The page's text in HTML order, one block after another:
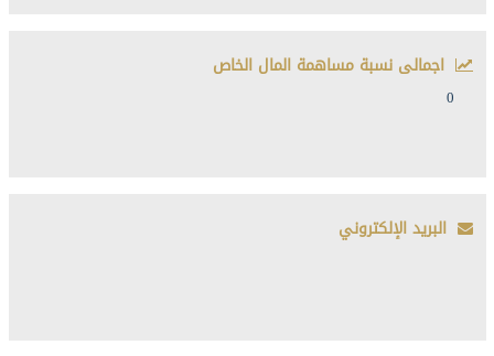
اجمالى نسبة مساهمة المال الخاص
0
البريد الإلكتروني